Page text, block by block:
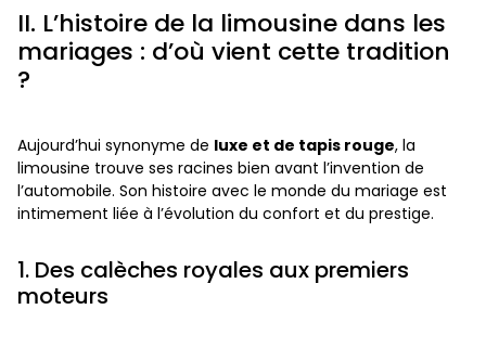
II. L’histoire de la limousine dans les
mariages : d’où vient cette tradition
?
Aujourd’hui synonyme de luxe et de tapis rouge, la
limousine trouve ses racines bien avant l’invention de
l’automobile. Son histoire avec le monde du mariage est
intimement liée à l’évolution du confort et du prestige.
1. Des calèches royales aux premiers
moteurs